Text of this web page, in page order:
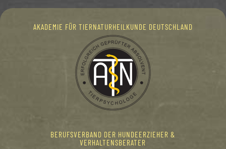
AKADEMIE FÜR TIERNATURHEILKUNDE DEUTSCHLAND
BERUFSVERBAND DER HUNDEERZIEHER &
VERHALTENSBERATER